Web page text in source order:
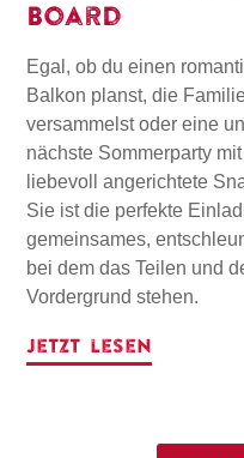
Board
Egal, ob du einen
Balkon planst, die
versammelst oder eine
nächste Sommerparty
liebevoll angerichtete
Sie ist die perfekte
gemeinsames,
bei dem das Teilen und
Vordergrund stehen.
Jetzt lesen